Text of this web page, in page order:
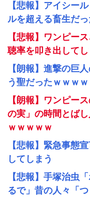
【悲報】アイシー
ルを超える畜生だ
【悲報】ワンピー
聴率を叩き出してし
【朗報】進撃の巨
う聖だったｗｗｗｗ
【朗報】ワンピー
の実」の時間とば
ｗｗｗｗｗ
【悲報】緊急事態
してしまう
【悲報】手塚治虫
るで」昔の人々「